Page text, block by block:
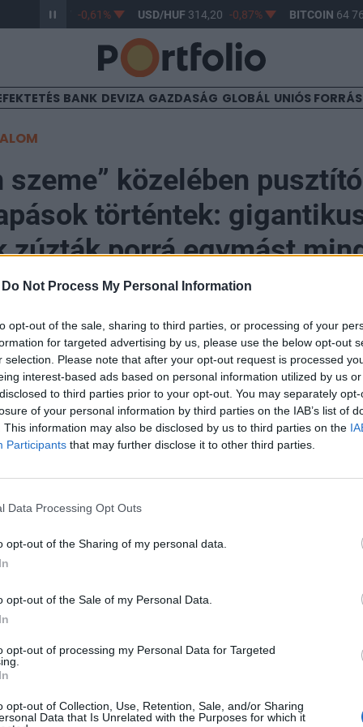
Do Not Process My Personal Information
opt-out of the sale, sharing to third parties, or processing of your
for targeted advertising by us, please use the below opt-out
selection. Please note that after your opt-out request is processed
interest-based ads based on personal information utilized by us
to third parties prior to your opt-out. You may separately
of your personal information by third parties on the IAB’s list of
This information may also be disclosed by us to third parties on the
Participants that may further disclose it to other third parties.
Data Processing Opt Outs
opt-out of the Sharing of my personal data.
opt-out of the Sale of my Personal Data.
opt-out of processing my Personal Data for Targeted
opt-out of Collection, Use, Retention, Sale, and/or Sharing
Data that Is Unrelated with the Purposes for which it
363,17 -0,61% USD/HUF314,20 -0,87% BITCOIN64
BANK DEVIZA GAZDASÁG GLOBÁL UNIÓS
szeme” közelében pusztító
történtek:
zúzták porrá egymást
tőlünk
közeli csillag körüli bolygót szerettek volna
dokumentáltak: nem egy, hanem két
a bolygók építőkövei, az úgynevezett
Science.
– amelyek jóval nagyobbak voltak annál az
– egymásnak csapódtak, és hatalmas, csillogó
nem ismeretlen az ilyen összecsapásokról....
portfolio.hu hírarchívumához tartozik, melynek olvasása
tartalmazza:
cikkarchívum
elmúlt 2 év napon belüli